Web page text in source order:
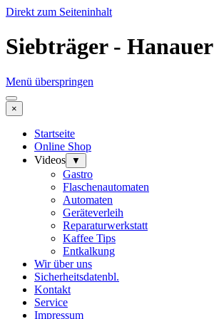
Direkt zum Seiteninhalt
Siebträger - Hanauer
Menü überspringen
×
Startseite
Online Shop
Videos
▼
Gastro
Flaschenautomaten
Automaten
Geräteverleih
Reparaturwerkstatt
Kaffee Tips
Entkalkung
Wir über uns
Sicherheitsdatenbl.
Kontakt
Service
Impressum